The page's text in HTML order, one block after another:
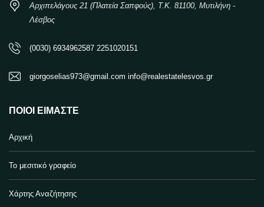
Αρχιπελάγους 21 (Πλατεία Σαπφούς), Τ.Κ. 81100, Μυτιλήνη -
Λέσβος
(0030) 6934962587 2251020151
giorgoselias973@gmail.com info@realestatelesvos.gr
ΠΟΙΟΙ ΕΊΜΑΣΤΕ
Αρχική
Το μεσιτικό γραφείο
Χάρτης Αναζήτησης